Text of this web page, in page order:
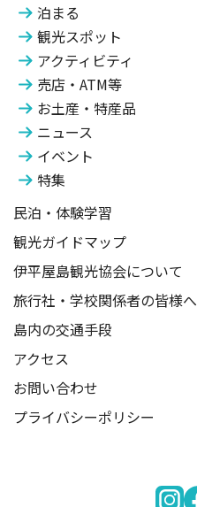
泊まる
観光スポット
アクティビティ
売店・ATM等
お土産・特産品
ニュース
イベント
特集
民泊・体験学習
観光ガイドマップ
伊平屋島観光協会について
旅行社・学校関係者の皆様へ
島内の交通手段
アクセス
お問い合わせ
プライバシーポリシー